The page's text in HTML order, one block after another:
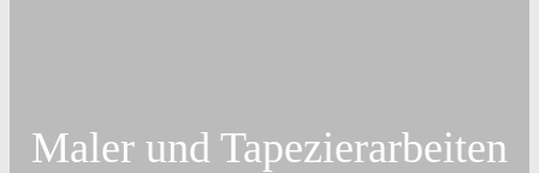
Maler und Tapezierarbeiten